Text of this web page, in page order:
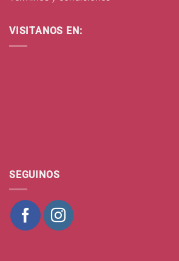
VISITANOS EN:
SEGUINOS